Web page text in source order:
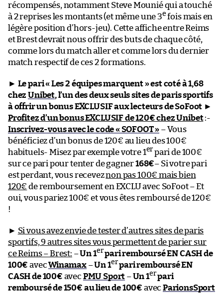
récompensés, notamment Steve Mounié qui a touché
à 2 reprises les montants (et même une 3e fois mais en
légère position d’hors-jeu). Cette affiche entre Reims
et Brest devrait nous offrir des buts de chaque côté,
comme lors du match aller et comme lors du dernier
match respectif de ces 2 formations.
► Le pari « Les 2 équipes marquent » est coté à 1,68
chezUnibet, l’un des deux seuls sites de paris sportifs
à offrir un bonus EXCLUSIF aux lecteurs de SoFoot ►
Profitez d’un bonus EXCLUSIF de 120€ chez Unibet:-
Inscrivez-vous avec le code « SOFOOT » – Vous
bénéficiez d’un bonus de 120€ au lieu des 100€
habituels- Misez par exemple votre 1er pari de 100€
sur ce pari pour tenter de gagner168€– Si votre pari
est perdant, vous receveznon pas 100€ mais bien
120€ de remboursement en EXCLU avec SoFoot – Et
oui, vous pariez 100€ et vous êtes remboursé de 120€
!
► Si vous avez envie de tester d’autres sites de paris
sportifs, 9 autres sites vous permettent de parier sur
ce Reims – Brest: –Un 1erpari remboursé EN CASH de
100€ avecWinamax–Un 1erpari remboursé EN
CASH de 100€ avec PMU Sport –Un 1erpari
remboursé de 150€ au lieu de 100€ avec ParionsSport